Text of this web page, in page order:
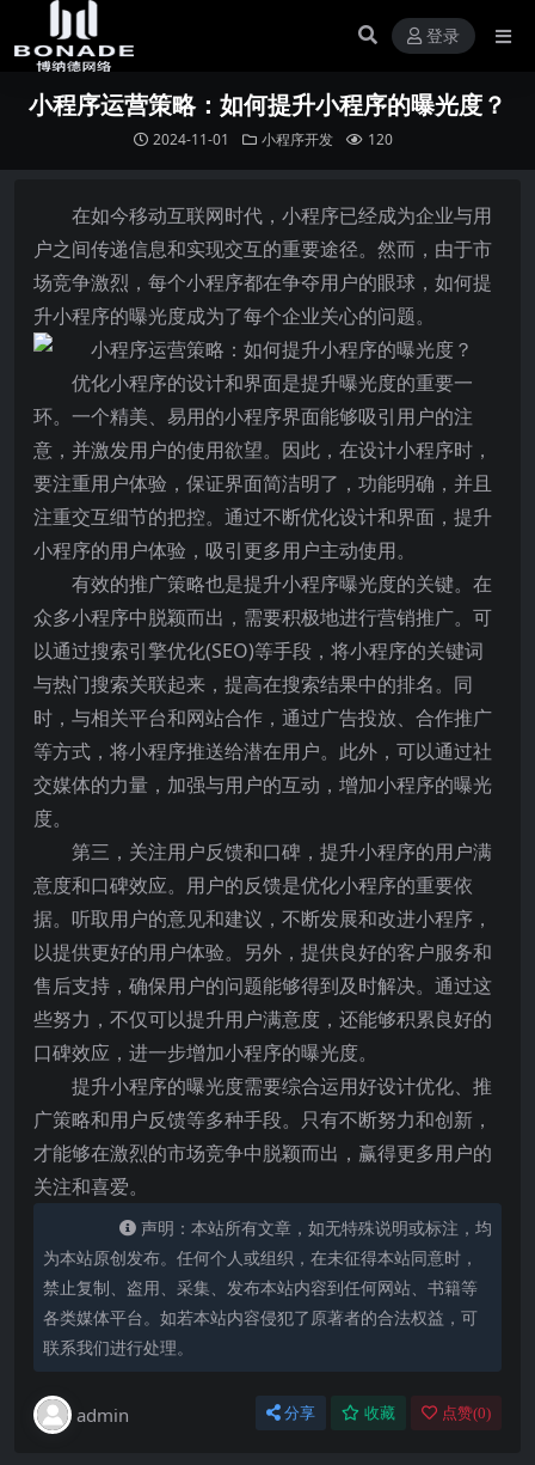
登录
小程序运营策略：如何提升小程序的曝光度？
2024-11-01 小程序开发 120
在如今移动互联网时代，小程序已经成为企业与用
户之间传递信息和实现交互的重要途径。然而，由于市
场竞争激烈，每个小程序都在争夺用户的眼球，如何提
升小程序的曝光度成为了每个企业关心的问题。
优化小程序的设计和界面是提升曝光度的重要一
环。一个精美、易用的小程序界面能够吸引用户的注
意，并激发用户的使用欲望。因此，在设计小程序时，
要注重用户体验，保证界面简洁明了，功能明确，并且
注重交互细节的把控。通过不断优化设计和界面，提升
小程序的用户体验，吸引更多用户主动使用。
有效的推广策略也是提升小程序曝光度的关键。在
众多小程序中脱颖而出，需要积极地进行营销推广。可
以通过搜索引擎优化(SEO)等手段，将小程序的关键词
与热门搜索关联起来，提高在搜索结果中的排名。同
时，与相关平台和网站合作，通过广告投放、合作推广
等方式，将小程序推送给潜在用户。此外，可以通过社
交媒体的力量，加强与用户的互动，增加小程序的曝光
度。
第三，关注用户反馈和口碑，提升小程序的用户满
意度和口碑效应。用户的反馈是优化小程序的重要依
据。听取用户的意见和建议，不断发展和改进小程序，
以提供更好的用户体验。另外，提供良好的客户服务和
售后支持，确保用户的问题能够得到及时解决。通过这
些努力，不仅可以提升用户满意度，还能够积累良好的
口碑效应，进一步增加小程序的曝光度。
提升小程序的曝光度需要综合运用好设计优化、推
广策略和用户反馈等多种手段。只有不断努力和创新，
才能够在激烈的市场竞争中脱颖而出，赢得更多用户的
关注和喜爱。
声明：本站所有文章，如无特殊说明或标注，均
为本站原创发布。任何个人或组织，在未征得本站同意时，
禁止复制、盗用、采集、发布本站内容到任何网站、书籍等
各类媒体平台。如若本站内容侵犯了原著者的合法权益，可
联系我们进行处理。
admin 分享 收藏 点赞(0)